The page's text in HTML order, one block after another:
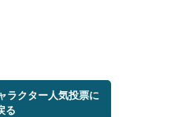
ラクター人気投票に
る